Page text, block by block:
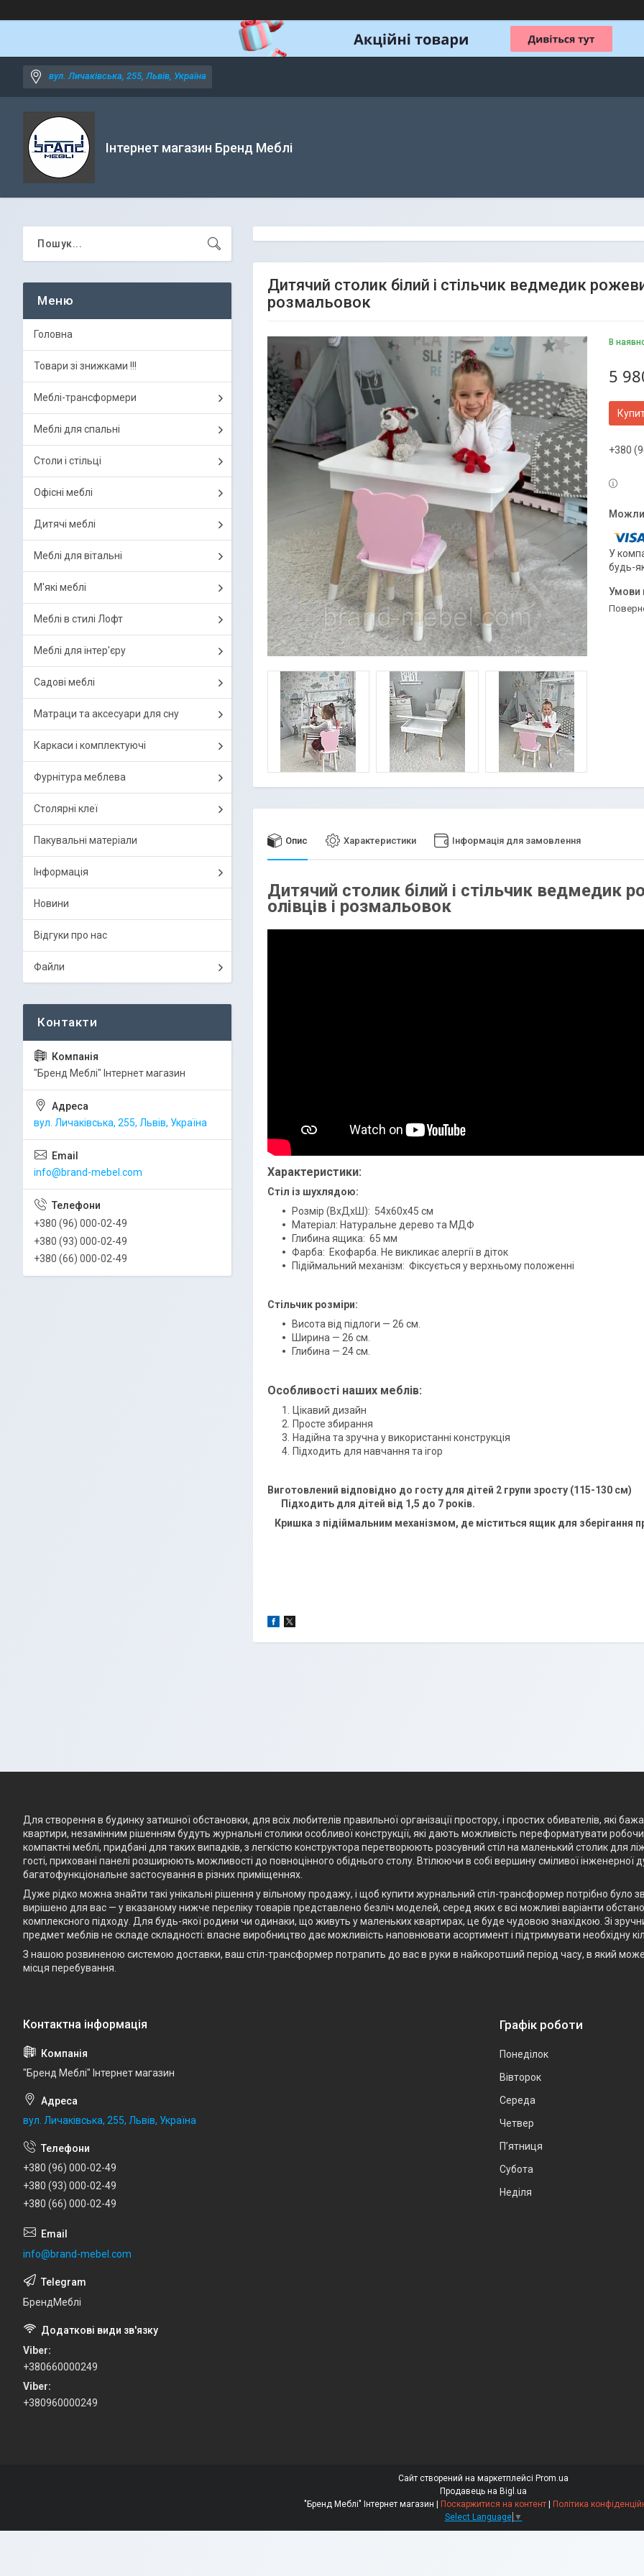
вул. Личаківська, 255, Львів, Україна
Інтернет магазин Бренд Меблі
Дитячий столик білий і стільчик ведмедик
розмальовок
В
5
+380
У
будь-
Опис Характеристики Інформація для замовлення
Дитячий столик білий і стільчик ведмедик
олівців і розмальовок
Характеристики:
Стіл із шухлядою:
Розмір (ВхДхШ): 54х60х45 см
Матеріал: Натуральне дерево та МДФ
Глибина ящика: 65 мм
Фарба: Екофарба. Не викликає алергії в діток
Підіймальний механізм: Фіксується у верхньому положенні
Стільчик розміри:
Висота від підлоги — 26 см.
Ширина — 26 см.
Глибина — 24 см.
Особливості наших меблів:
Цікавий дизайн
Просте збирання
Надійна та зручна у використанні конструкція
Підходить для навчання та ігор
Виготовлений відповідно до госту для дітей 2 групи зросту (115-130 см)
⠀ Підходить для дітей від 1,5 до 7 років.
⠀Кришка з підіймальним механізмом, де міститься ящик для зберігання
Головна
Товари зі знижками !!!
Меблі-трансформери
Меблі для спальні
Столи і стільці
Офісні меблі
Дитячі меблі
Меблі для вітальні
М'які меблі
Меблі в стилі Лофт
Меблі для інтер'єру
Садові меблі
Матраци та аксесуари для сну
Каркаси і комплектуючі
Фурнітура меблева
Столярні клеї
Пакувальні матеріали
Інформація
Новини
Відгуки про нас
Файли
"Бренд Меблі" Інтернет магазин
вул. Личаківська, 255, Львів, Україна
info@brand-mebel.com
+380 (96) 000-02-49
+380 (93) 000-02-49
+380 (66) 000-02-49
Для створення в будинку затишної обстановки, для всіх любителів правильної організації простору, і простих обивателів, які
квартири, незамінним рішенням будуть журнальні столики особливої конструкції, які дають можливість переформатувати
компактні меблі, придбані для таких випадків, з легкістю конструктора перетворюють розсувний стіл на маленький столик для
гості, приховані панелі розширюють можливості до повноцінного обіднього столу. Втілюючи в собі вершину сміливої
багатофункціональне застосування в різних приміщеннях.
Дуже рідко можна знайти такі унікальні рішення у вільному продажу, і щоб купити журнальний стіл-трансформер потрібно було
вирішено для вас — у вказаному нижче переліку товарів представлено безліч моделей, серед яких є всі можливі варіанти
комплексного підходу. Для будь-якої родини чи одинаки, що живуть у маленьких квартирах, це буде чудовою знахідкою. Зі
предмет меблів не складе складності: власне виробництво дає можливість наповнювати асортимент і підтримувати необхідну
З нашою розвиненою системою доставки, ваш стіл-трансформер потрапить до вас в руки в найкоротший період часу, в який
місця перебування.
"Бренд Меблі" Інтернет магазин
вул. Личаківська, 255, Львів, Україна
+380 (96) 000-02-49
+380 (93) 000-02-49
+380 (66) 000-02-49
info@brand-mebel.com
БрендМеблі
Viber
+380660000249
Viber
+380960000249
Графік роботи
Понеділок
Вівторок
Середа
Четвер
Пʼятниця
Субота
Неділя
Сайт створений на маркетплейсі Prom.ua
Продавець на Bigl.ua
"Бренд Меблі" Інтернет магазин | Поскаржитися на контент | Політика
Select Language ▼